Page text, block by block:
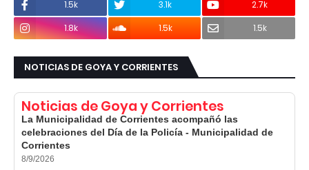
1.5k 3.1k
2.7k
1.8k
1.5k 1.5k
NOTICIAS DE GOYA Y CORRIENTES
Noticias de Goya y Corrientes
La Municipalidad de Corrientes acompañó las
celebraciones del Día de la Policía - Municipalidad de
Corrientes
8/9/2026